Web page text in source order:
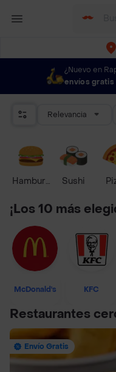
¿Nuevo en
envíos gratis
Relevancia
HamburguesaSushi
¡Los 10 más
McDonald's KFC
Restaurantes
Envío Gratis